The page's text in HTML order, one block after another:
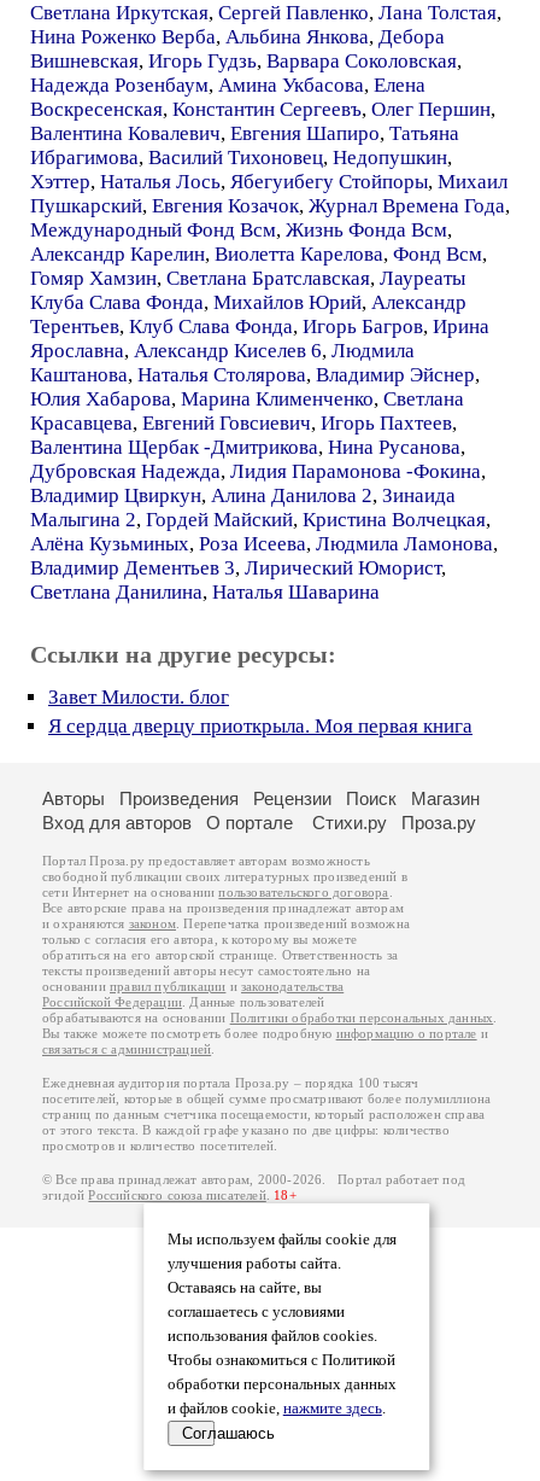
Светлана Иркутская, Сергей Павленко, Лана Толстая,
Нина Роженко Верба, Альбина Янкова, Дебора
Вишневская, Игорь Гудзь, Варвара Соколовская,
Надежда Розенбаум, Амина Укбасова, Елена
Воскресенская, Константин Сергеевъ, Олег Першин,
Валентина Ковалевич, Евгения Шапиро, Татьяна
Ибрагимова, Василий Тихоновец, Недопушкин,
Хэттер, Наталья Лось, Ябегуибегу Стойпоры, Михаил
Пушкарский, Евгения Козачок, Журнал Времена Года,
Международный Фонд Всм, Жизнь Фонда Всм,
Александр Карелин, Виолетта Карелова, Фонд Всм,
Гомяр Хамзин, Светлана Братславская, Лауреаты
Клуба Слава Фонда, Михайлов Юрий, Александр
Терентьев, Клуб Слава Фонда, Игорь Багров, Ирина
Ярославна, Александр Киселев 6, Людмила
Каштанова, Наталья Столярова, Владимир Эйснер,
Юлия Хабарова, Марина Клименченко, Светлана
Красавцева, Евгений Говсиевич, Игорь Пахтеев,
Валентина Щербак -Дмитрикова, Нина Русанова,
Дубровская Надежда, Лидия Парамонова -Фокина,
Владимир Цвиркун, Алина Данилова 2, Зинаида
Малыгина 2, Гордей Майский, Кристина Волчецкая,
Алёна Кузьминых, Роза Исеева, Людмила Ламонова,
Владимир Дементьев 3, Лирический Юморист,
Светлана Данилина, Наталья Шаварина
Ссылки на другие ресурсы:
Завет Милости. блог
Я сердца дверцу приоткрыла. Моя первая книга
Мы используем файлы cookie для
улучшения работы сайта.
Оставаясь на сайте, вы
соглашаетесь с условиями
использования файлов cookies.
Чтобы ознакомиться с Политикой
обработки персональных данных
и файлов cookie, нажмите здесь.
Соглашаюсь
Авторы Произведения Рецензии Поиск
Магазин
Вход для авторов
О портале Стихи.ру Проза.ру
Портал Проза.ру предоставляет авторам возможность
свободной публикации своих литературных произведений в
сети Интернет на основаниипользовательского договора
Все авторские права на произведения принадлежат авторам
и охраняются законом . Перепечатка произведений возможна
только с согласия его автора, к которому вы можете
обратиться на его авторской странице. Ответственность за
тексты произведений авторы несут самостоятельно на
основанииправил публикации изаконодательства
Российской Федерации . Данные пользователей
обрабатываются на основании Политики обработки персональных данных
Вы также можете посмотреть более подробную информацию о портале и
связаться с администрацией
Ежедневная аудитория портала Проза.ру – порядка 100 тысяч
посетителей, которые в общей сумме просматривают более полумиллиона
страниц по данным счетчика посещаемости, который расположен справа
от этого текста. В каждой графе указано по две цифры: количество
просмотров и количество посетителей.
© Все права принадлежат авторам, 2000-2026. Портал работает под
эгидойРоссийского союза писателей. 18+